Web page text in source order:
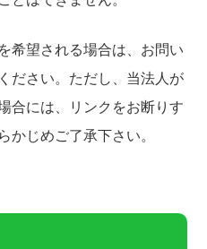
希望される場合は、お問い
ださい。ただし、当法人が
合には、リンクをお断りす
かじめご了承下さい。